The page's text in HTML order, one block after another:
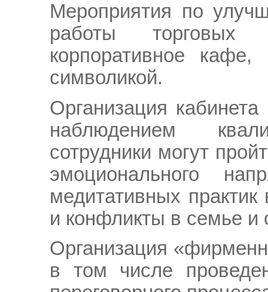
Мероприятия по
работы торговых
корпоративное
символикой.
Организация кабинета
наблюдением
сотрудники могут
эмоционального
медитативных
и конфликты в семье и
Организация
в том числе